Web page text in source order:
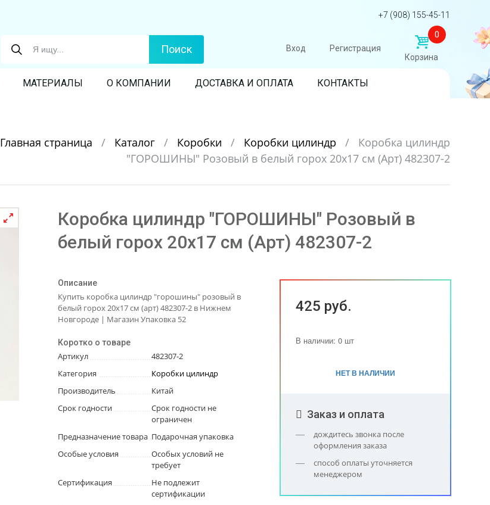
+7 (908) 155-45-11
Поиск Вход Регистрация
0
Корзина
МАТЕРИАЛЫ О КОМПАНИИ ДОСТАВКА И ОПЛАТА КОНТАКТЫ
Главная страница / Каталог / Коробки / Коробки цилиндр /
Коробка цилиндр
"ГОРОШИНЫ" Розовый в белый горох 20х17 см (Арт) 482307-2
Коробка цилиндр "ГОРОШИНЫ" Розовый в
белый горох 20х17 см (Арт) 482307-2
Описание
Купить коробка цилиндр "горошины" розовый в
белый горох 20х17 см (арт) 482307-2 в Нижнем
Новгороде | Магазин Упаковка 52
Коротко о товаре
Артикул
482307-2
Категория
Коробки цилиндр
Производитель
Китай
Срок годности
Срок годности не
ограничен
Предназначение товара Подарочная упаковка
Особые условия
Особых условий не
требует
Сертификация
Не подлежит
сертификации
425 руб.
В наличии: 0 шт
НЕТ В НАЛИЧИИ
Заказ и оплата
дождитесь звонка после
оформления заказа
способ оплаты уточняется
менеджером